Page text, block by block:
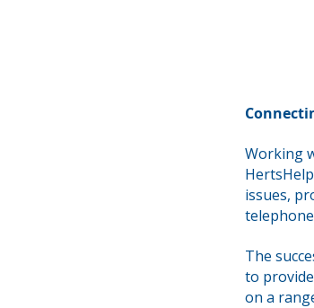
Working
issues,
The
to
on a